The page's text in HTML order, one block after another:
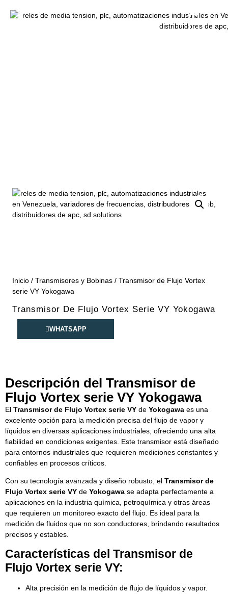
Inicio / Transmisores y Bobinas / Transmisor de Flujo Vortex
serie VY Yokogawa
Transmisor De Flujo Vortex Serie VY Yokogawa
WHATSAPP
Descripción del Transmisor de
Flujo Vortex serie VY Yokogawa
El Transmisor de Flujo Vortex serie VY de Yokogawa es una
excelente opción para la medición precisa del flujo de vapor y
líquidos en diversas aplicaciones industriales, ofreciendo una alta
fiabilidad en condiciones exigentes. Este transmisor está diseñado
para entornos industriales que requieren mediciones constantes y
confiables en procesos críticos.
Con su tecnología avanzada y diseño robusto, el Transmisor de
Flujo Vortex serie VY de Yokogawa se adapta perfectamente a
aplicaciones en la industria química, petroquímica y otras áreas
que requieren un monitoreo exacto del flujo. Es ideal para la
medición de fluidos que no son conductores, brindando resultados
precisos y estables.
Características del Transmisor de
Flujo Vortex serie VY:
Alta precisión en la medición de flujo de líquidos y vapor.